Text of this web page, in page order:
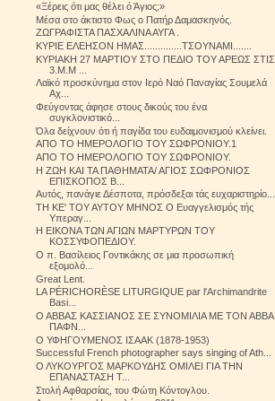
«Ξέρεις ότι μας θέλει ό Άγιος;»
Μέσα στο άκτιστο Φως ο Πατήρ Δαμασκηνός.
ΖΩΓΡΑΦΙΣΤΑ ΠΑΣΧΑΛΙΝΑ ΑΥΓΑ .
ΚΥΡΙΕ ΕΛΕΗΣΟΝ ΗΜΑΣ..............ΤΣΟΥΝΑΜΙ.......
ΚΥΡΙΑΚΗ 27 ΜΑΡΤΙΟΥ ΣΤΟ ΠΕΔΙΟ ΤΟΥ ΑΡΕΩΣ ΣΤΙΣ
3.Μ.Μ ...
Λαϊκό προσκύνημα στον Ιερό Ναό Παναγίας Σουμελά
Αχ...
Φεύγοντας άφησε στους δικούς του ένα
συγκλονιστικό...
Όλα δείχνουν ότι ή παγίδα του ευδαιμονισμού κλείνει.
ΑΠΟ ΤΟ ΗΜΕΡΟΛΟΓΙΟ ΤΟΥ ΣΩΦΡΟΝΙΟΥ.1
ΑΠΟ ΤΟ ΗΜΕΡΟΛΟΓΙΟ ΤΟΥ ΣΩΦΡΟΝΙΟΥ.
Η ΖΩΗ ΚΑΙ ΤΑ ΠΑΘΗΜΑΤΑ/ ΑΓΙΟΣ ΣΩΦΡΟΝΙΟΣ
ΕΠΙΣΚΟΠΟΣ Β...
Αυτός, πανάγιε Δέσποτα, πρόσδεξαι τάς ευχαριστηρίο...
ΤΗ ΚΕ' ΤΟΥ ΑΥΤΟΥ ΜΗΝΟΣ Ο Ευαγγελισμός τής
Υπεραγ...
Η ΕΙΚΟΝΑ ΤΩΝ ΑΓΙΩΝ ΜΑΡΤΥΡΩΝ ΤΟΥ
ΚΟΣΣΥΦΟΠΕΔΙΟΥ.
Ο π. Βασίλειος Γοντικάκης σε μια προσωπική
εξομολό...
Great Lent.
LA PÉRICHORÈSE LITURGIQUE par l'Archimandrite
Basi...
Ο ΑΒΒΑΣ ΚΑΣΣΙΑΝΟΣ ΣΕ ΣΥΝΟΜΙΛΙΑ ΜΕ ΤΟΝ ΑΒΒΑ
ΠΑΦΝ...
Ο ΥΦΗΓΟΥΜΕΝΟΣ ΙΣΑΑΚ (1878-1953)
Successful French photographer says singing of Ath...
Ο ΛΥΚΟΥΡΓΟΣ ΜΑΡΚΟΥΔΗΣ ΟΜΙΛΕΙ ΓΙΑ ΤΗΝ
ΕΠΑΝΑΣΤΑΣΗ Τ...
Στολή Αφθαρσίας, του Φώτη Κόντογλου.